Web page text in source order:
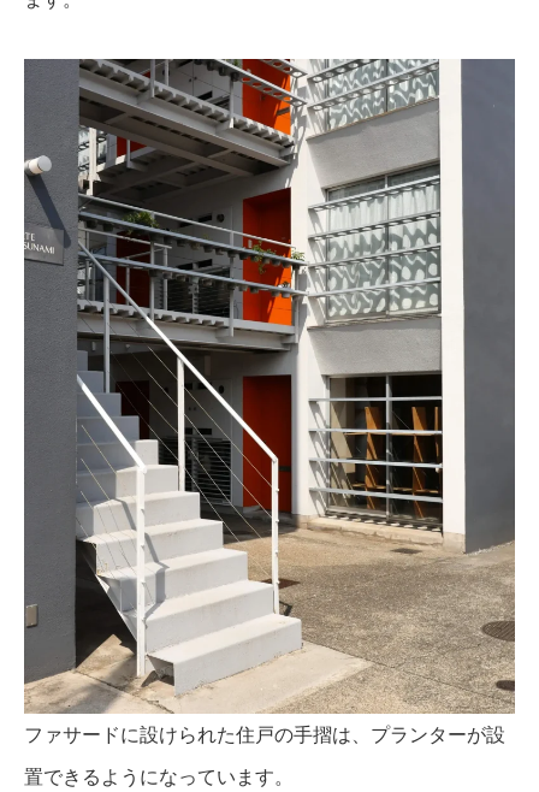
ファサードに設けられた住戸の手摺は、プランターが設
置できるようになっています。